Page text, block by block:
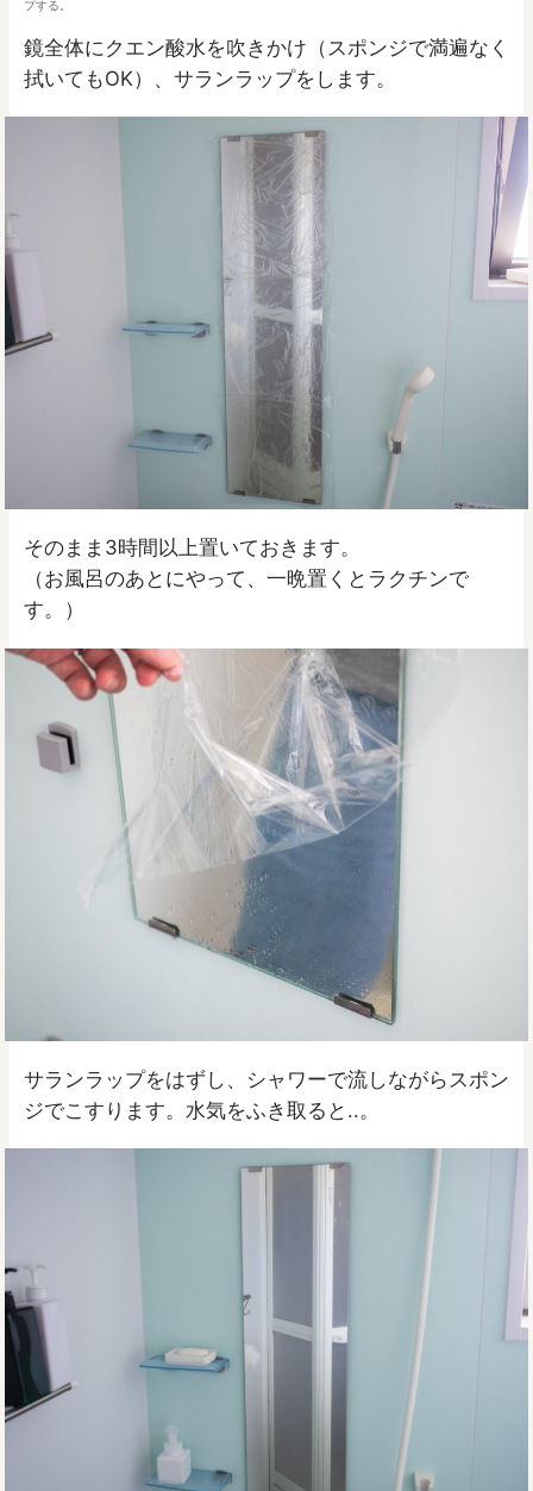
プする。
鏡全体にクエン酸水を吹きかけ（スポンジで満遍なく
拭いてもOK）、サランラップをします。
そのまま3時間以上置いておきます。
（お風呂のあとにやって、一晩置くとラクチンで
す。）
サランラップをはずし、シャワーで流しながらスポン
ジでこすります。水気をふき取ると..。